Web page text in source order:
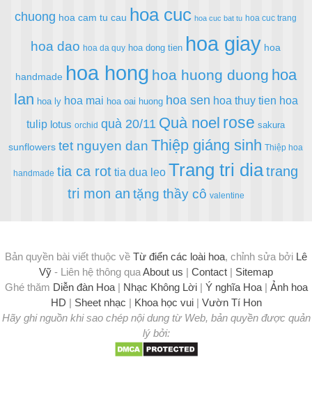
chuong hoa cam tu cau hoa cuc hoa cuc bat tu hoa cuc trang
hoa dao hoa da quy hoa dong tien hoa giay hoa
handmade hoa hong hoa huong duong hoa
lan hoa ly hoa mai hoa oai huong hoa sen hoa thuy tien hoa
tulip lotus orchid quà 20/11 Quà noel rose sakura
sunflowers tet nguyen dan Thiệp giáng sinh Thiệp hoa
handmade tia ca rot tia dua leo Trang tri diatrang
tri mon an tặng thầy cô valentine
Bản quyền bài viết thuộc về Từ điển các loài hoa, chỉnh sửa bởi Lê
Vỹ - Liên hệ thông quaAbout us | Contact | Sitemap
Ghé thăm Diễn đàn Hoa| Nhạc Không Lời| Ý nghĩa Hoa| Ảnh hoa
HD | Sheet nhạc | Khoa học vui| Vườn Tí Hon
Hãy ghi nguồn khi sao chép nội dung từ Web, bản quyền được quản
lý bởi: